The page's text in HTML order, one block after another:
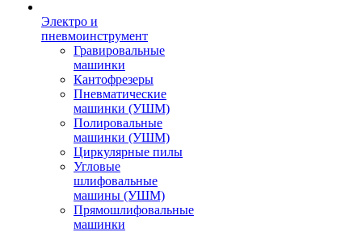
Электро и
пневмоинструмент
Гравировальные
машинки
Кантофрезеры
Пневматические
машинки (УШМ)
Полировальные
машинки (УШМ)
Циркулярные пилы
Угловые
шлифовальные
машины (УШМ)
Прямошлифовальные
машинки